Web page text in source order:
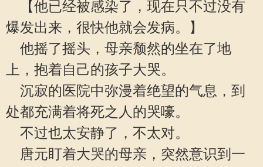
【他已经被感染了，现在只不过没有
爆发出来，很快他就会发病。】
他摇了摇头，母亲颓然的坐在了地
上，抱着自己的孩子大哭。
沉寂的医院中弥漫着绝望的气息，到
处都充满着将死之人的哭嚎。
不过也太安静了，不太对。
唐元盯着大哭的母亲，突然意识到一